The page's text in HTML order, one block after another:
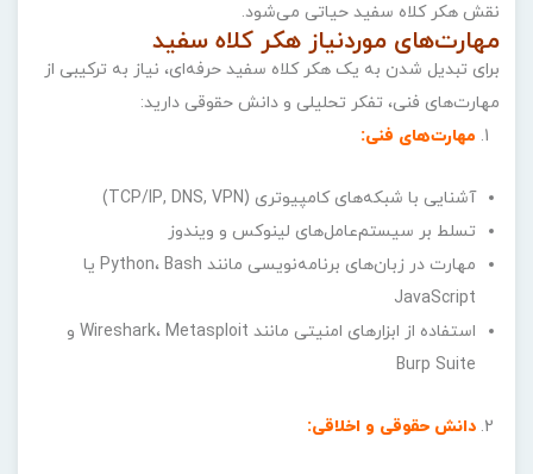
نقش هکر کلاه سفید حیاتی می‌شود.
مهارت‌های موردنیاز هکر کلاه سفید
برای تبدیل شدن به یک هکر کلاه سفید حرفه‌ای، نیاز به ترکیبی از
مهارت‌های فنی، تفکر تحلیلی و دانش حقوقی دارید:
مهارت‌های فنی:
آشنایی با شبکه‌های کامپیوتری (TCP/IP, DNS, VPN)
تسلط بر سیستم‌عامل‌های لینوکس و ویندوز
مهارت در زبان‌های برنامه‌نویسی مانند Python، Bash یا
JavaScript
استفاده از ابزارهای امنیتی مانند Wireshark، Metasploit و
Burp Suite
دانش حقوقی و اخلاقی: